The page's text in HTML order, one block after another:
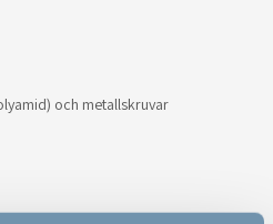
och metallskruvar